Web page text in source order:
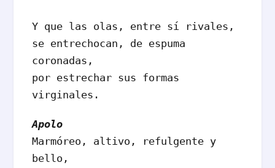
Y que las olas, entre sí rivales,
se entrechocan, de espuma
coronadas,
por estrechar sus formas
virginales.
Apolo
Marmóreo, altivo, refulgente y
bello,